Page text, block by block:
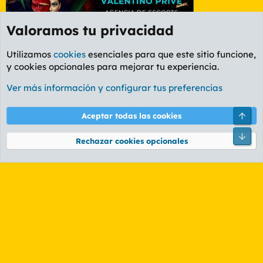
Foro Informática y Videojuegos
Cookies
PL OLDSTYLE AMARILLO
Términos y reglas Política de privacidad Ayuda
Community platform by XenForo® © 2010-2026 XenForo Ltd.
Valoramos tu privacidad
Utilizamos cookies esenciales para que este sitio funcione,
y cookies opcionales para mejorar tu experiencia.
Ver más información y configurar tus preferencias
Aceptar todas las cookies
Rechazar cookies opcionales
Pie